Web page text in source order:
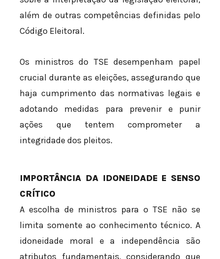
além de outras competências definidas pelo
Código Eleitoral.
Os ministros do TSE desempenham papel
crucial durante as eleições, assegurando que
haja cumprimento das normativas legais e
adotando medidas para prevenir e punir
ações que tentem comprometer a
integridade dos pleitos.
IMPORTÂNCIA DA IDONEIDADE E SENSO
CRÍTICO
A escolha de ministros para o TSE não se
limita somente ao conhecimento técnico. A
idoneidade moral e a independência são
atributos fundamentais, considerando que